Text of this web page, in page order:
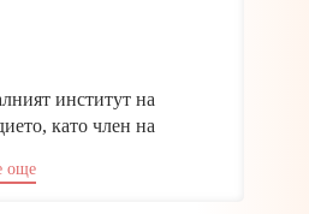
институт на
като член на
(ЕМСО), отправя покана...
още